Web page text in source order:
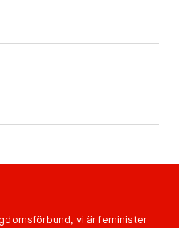
vi är feminister